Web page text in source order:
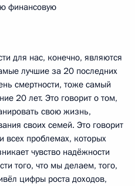
финансовую
для нас, конечно, являются
лучшие за 20 последних
смертности, тоже самый
20 лет. Это говорит о том,
свою жизнь,
своих семей. Это говорит
всех проблемах, которых
чувство надёжности
того, что мы делаем, того,
цифры роста доходов,